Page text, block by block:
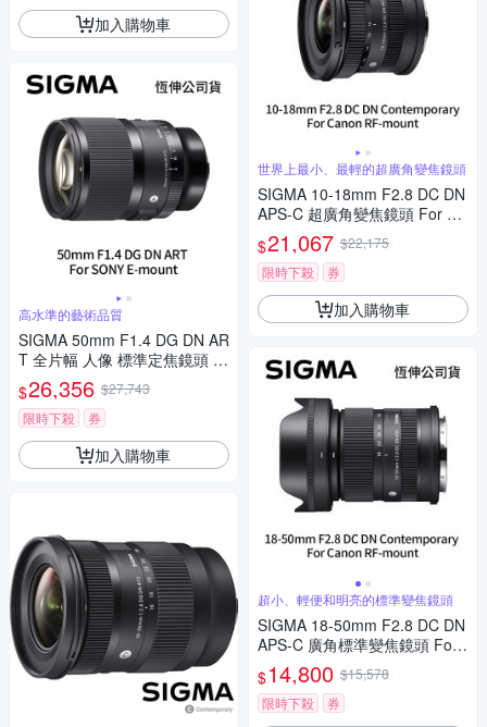
加入購物車
高水準的藝術品質
SIGMA 50mm F1.4 DG DN AR
T 全片幅 人像 標準定焦鏡頭 F
or SONY E-mount (公司貨)
$26,356 $27,743
限時下殺
券
加入購物車
世界上最小、最輕的超廣角變焦鏡頭
SIGMA 10-18mm F2.8 DC DN
APS-C 超廣角變焦鏡頭 For Ca
non RF-mount (公司貨)
$21,067 $22,175
限時下殺
券
加入購物車
超小、輕便和明亮的標準變焦鏡頭
SIGMA 18-50mm F2.8 DC DN
APS-C 廣角標準變焦鏡頭 For
Canon RF-mount (公司貨)
$14,800 $15,578
限時下殺
券